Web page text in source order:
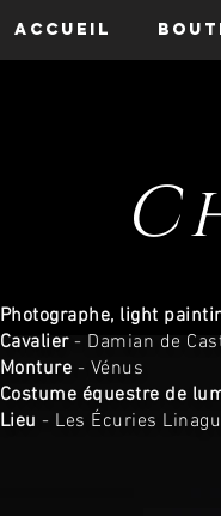
Accueil
Photographe, light
Cavalier- Damian de
Monture - Vénus
Costume équestre de
Lieu- Les Écuries